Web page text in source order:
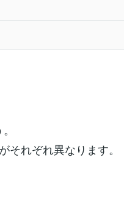
がそれぞれ異なります。